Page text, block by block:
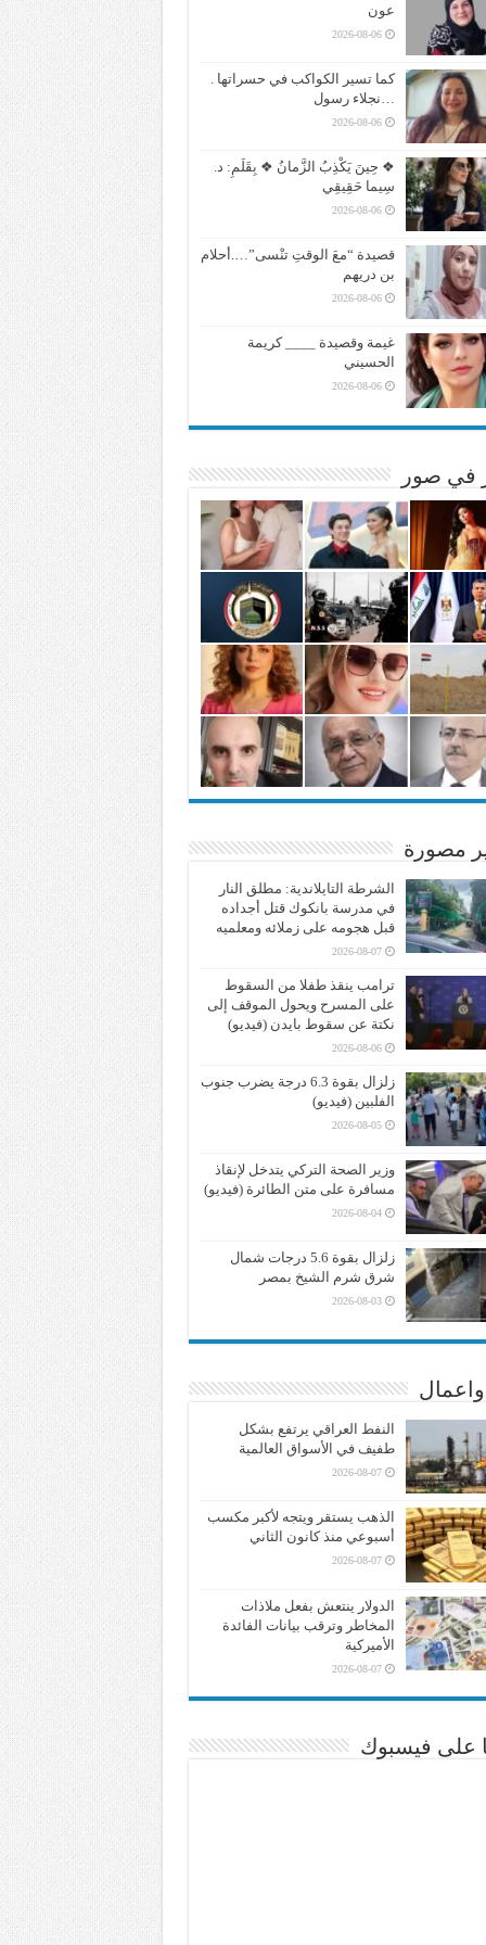
عون
2026-08-06
كما تسير الكواكب في حسراتها .
…نجلاء رسول
2026-08-06
❖ حِينَ يَكْذِبُ الزَّمانُ ❖ بِقَلَمِ: د.
سِيما حَقِيقِي
2026-08-06
قصيدة “معَ الوقتِ تنْسى”….أحلام
بن دريهم
2026-08-06
غيمة وقصيدة ____ كريمة
الحسيني
2026-08-06
في صور
مصورة
الشرطة التايلاندية: مطلق النار
في مدرسة بانكوك قتل أجداده
قبل هجومه على زملائه ومعلميه
2026-08-07
ترامب ينقذ طفلا من السقوط
على المسرح ويحول الموقف إلى
نكتة عن سقوط بايدن (فيديو)
2026-08-06
زلزال بقوة 6.3 درجة يضرب جنوب
الفلبين (فيديو)
2026-08-05
وزير الصحة التركي يتدخل لإنقاذ
مسافرة على متن الطائرة (فيديو)
2026-08-04
زلزال بقوة 5.6 درجات شمال
شرق شرم الشيخ بمصر
2026-08-03
النفط العراقي يرتفع بشكل
طفيف في الأسواق العالمية
2026-08-07
الذهب يستقر ويتجه لأكبر مكسب
أسبوعي منذ كانون الثاني
2026-08-07
الدولار ينتعش بفعل ملاذات
المخاطر وترقب بيانات الفائدة
الأميركية
2026-08-07
على فيسبوك